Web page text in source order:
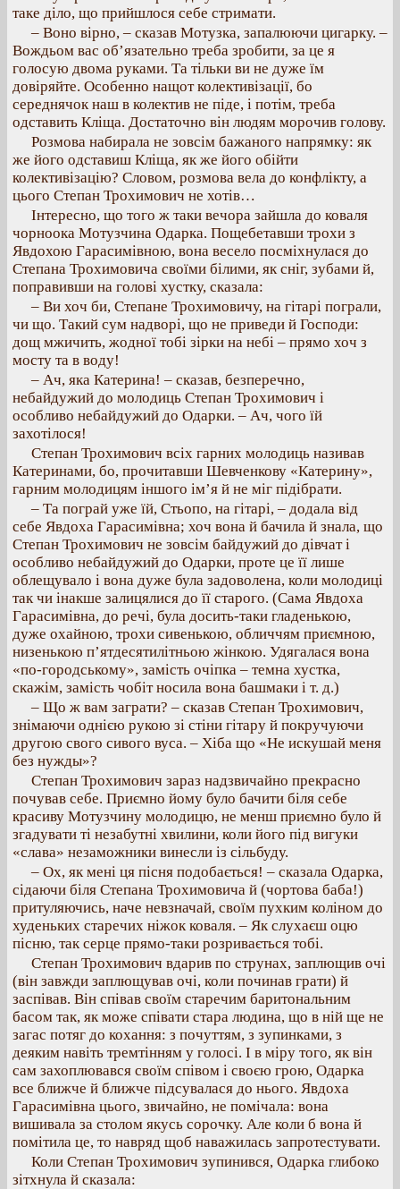
таке діло, що прийшлося себе стримати.
– Воно вірно, – сказав Мотузка, запалюючи цигарку. –
Вождьом вас об’язательно треба зробити, за це я
голосую двома руками. Та тільки ви не дуже їм
довіряйте. Особенно нащот колективізації, бо
середнячок наш в колектив не піде, і потім, треба
одставить Кліща. Достаточно він людям морочив голову.
Розмова набирала не зовсім бажаного напрямку: як
же його одставиш Кліща, як же його обійти
колективізацію? Словом, розмова вела до конфлікту, а
цього Степан Трохимович не хотів…
Інтересно, що того ж таки вечора зайшла до коваля
чорноока Мотузчина Одарка. Пощебетавши трохи з
Явдохою Гарасимівною, вона весело посміхнулася до
Степана Трохимовича своїми білими, як сніг, зубами й,
поправивши на голові хустку, сказала:
– Ви хоч би, Степане Трохимовичу, на гітарі пограли,
чи що. Такий сум надворі, що не приведи й Господи:
дощ мжичить, жодної тобі зірки на небі – прямо хоч з
мосту та в воду!
– Ач, яка Катерина! – сказав, безперечно,
небайдужий до молодиць Степан Трохимович і
особливо небайдужий до Одарки. – Ач, чого їй
захотілося!
Степан Трохимович всіх гарних молодиць називав
Катеринами, бо, прочитавши Шевченкову «Катерину»,
гарним молодицям іншого ім’я й не міг підібрати.
– Та пограй уже їй, Стьопо, на гітарі, – додала від
себе Явдоха Гарасимівна; хоч вона й бачила й знала, що
Степан Трохимович не зовсім байдужий до дівчат і
особливо небайдужий до Одарки, проте це її лише
облещувало і вона дуже була задоволена, коли молодиці
так чи інакше залицялися до її старого. (Сама Явдоха
Гарасимівна, до речі, була досить-таки гладенькою,
дуже охайною, трохи сивенькою, обличчям приємною,
низенькою п’ятдесятилітньою жінкою. Удягалася вона
«по-городському», замість очіпка – темна хустка,
скажім, замість чобіт носила вона башмаки і т. д.)
– Що ж вам заграти? – сказав Степан Трохимович,
знімаючи однією рукою зі стіни гітару й покручуючи
другою свого сивого вуса. – Хіба що «Не искушай меня
без нужды»?
Степан Трохимович зараз надзвичайно прекрасно
почував себе. Приємно йому було бачити біля себе
красиву Мотузчину молодицю, не менш приємно було й
згадувати ті незабутні хвилини, коли його під вигуки
«слава» незаможники винесли із сільбуду.
– Ох, як мені ця пісня подобається! – сказала Одарка,
сідаючи біля Степана Трохимовича й (чортова баба!)
притуляючись, наче невзначай, своїм пухким коліном до
худеньких старечих ніжок коваля. – Як слухаєш оцю
пісню, так серце прямо-таки розривається тобі.
Степан Трохимович вдарив по струнах, заплющив очі
(він завжди заплющував очі, коли починав грати) й
заспівав. Він співав своїм старечим баритональним
басом так, як може співати стара людина, що в ній ще не
загас потяг до кохання: з почуттям, з зупинками, з
деяким навіть тремтінням у голосі. І в міру того, як він
сам захоплювався своїм співом і своєю грою, Одарка
все ближче й ближче підсувалася до нього. Явдоха
Гарасимівна цього, звичайно, не помічала: вона
вишивала за столом якусь сорочку. Але коли б вона й
помітила це, то навряд щоб наважилась запротестувати.
Коли Степан Трохимович зупинився, Одарка глибоко
зітхнула й сказала: